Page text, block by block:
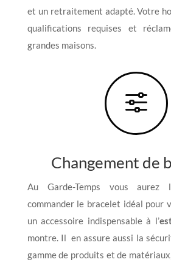
et un retraitement adapté. Votre
qualifications requises et
grandes maisons.
f
Changement de
Au Garde-Temps vous
commander le bracelet idéal pour
un accessoire indispensable à l’
montre. Il en assure aussi la
gamme de produits et de